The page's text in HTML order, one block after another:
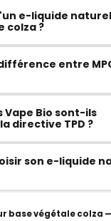
e-liquide
colza ?
Végétal
(GV) issues du
un e-liquide
ni dérivés
entre
que le PG
pétrochimique. Notre
offre une vape
des arômes
Vape Bio sont-ils
directive TPD ?
respect de la
des autorités
son e-liquide
des arômes
base végétale colza